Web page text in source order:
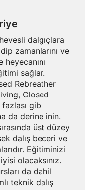
dalgıçlara
zamanlarını ve
sağlar.
Rebreather
Closed-
gibi
da derine inin.
üst düzey
dalış beceri ve
Eğitiminizi
olacaksınız.
da dahil
teknik dalış